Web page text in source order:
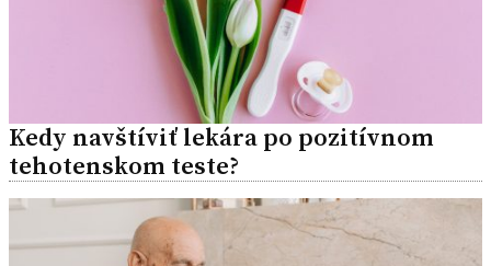
Kedy navštíviť lekára po pozitívnom
tehotenskom teste?